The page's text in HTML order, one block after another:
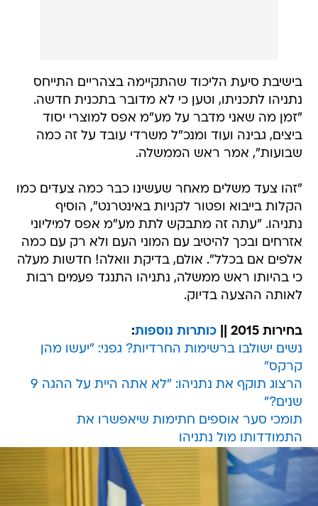
בישיבת סיעת הליכוד שהתקיימה בצהריים התייחס
נתניהו לתכניתו, וטען כי לא מדובר בתכנית חדשה.
"זמן מה שאני מדבר על מע"מ אפס למוצרי יסוד 
ביצים, גבינה ועוד ומנכ"ל משרדי עובד על זה כמה
שבועות", אמר ראש הממשלה.
"זהו צעד משלים מאחר שעשינו כבר כמה צעדים כמו
הקלות בייבוא ופטור לקניות באינטרנט", הוסיף
נתניהו. "עתה זה מתבקש לתת מע"מ אפס למיליוני
אזרחים ובכך להיטיב עם המוני העם ולא רק עם כמה
אלפים אם בכלל". אולם, בדיקת וואלה! חדשות מעלה
כי בהיותו ראש ממשלה, נתניהו התנגד פעמים רבות
לאותה ההצעה בדיוק.
בחירות 2015 || כותרות נוספות:
נשים ישולבו ברשימות החרדיות? גפני: "יעשו מהן
קרקס"
הרצוג תוקף את נתניהו: "לא אתה היית על ההגה 9
שנים?"
תומכי סער אוספים חתימות שיאפשרו את
התמודדותו מול נתניהו